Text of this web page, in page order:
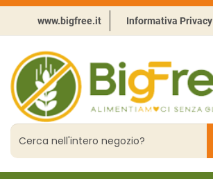
Passa
contenuto
principale
www.bigfree.it Informativa Privacy
BigFree
-
Punto
celiachia
Cerca
Prodotto